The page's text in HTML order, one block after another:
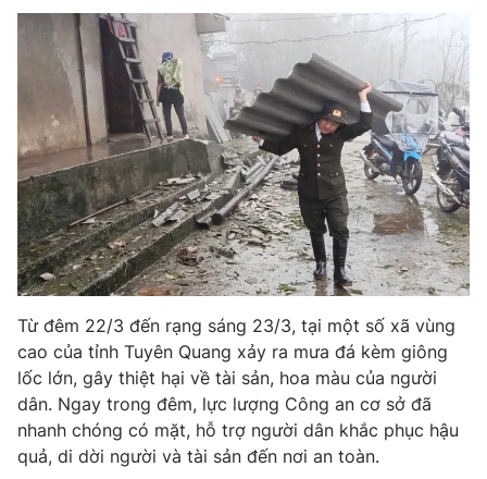
Thế giới đó đây
Câu chuyện quốc tế
Tài chính
Thị trường
Góc doanh nghiệp
Dữ liệu và đời sống
Truyền hình
Phim VTV
Hậu trường
Nhân vật
Khán giả
Giải sao mai
Giải trí
Điện ảnh
Âm nhạc
Đời sống
Du lịch
Làm đẹp
Chất lượng cuộc sống
Giáo dục
Tuyển sinh
Học trực tuyến
Công nghệ
Hitech Công nghệ tương lai
Sản phẩm
Giao lưu trực tuyến
Từ đêm 22/3 đến rạng sáng 23/3, tại một số xã vùng
cao của tỉnh Tuyên Quang xảy ra mưa đá kèm giông
lốc lớn, gây thiệt hại về tài sản, hoa màu của người
dân. Ngay trong đêm, lực lượng Công an cơ sở đã
nhanh chóng có mặt, hỗ trợ người dân khắc phục hậu
quả, di dời người và tài sản đến nơi an toàn.